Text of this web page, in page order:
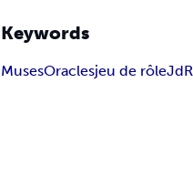
Keywords
MusesOraclesjeu de rôleJdR